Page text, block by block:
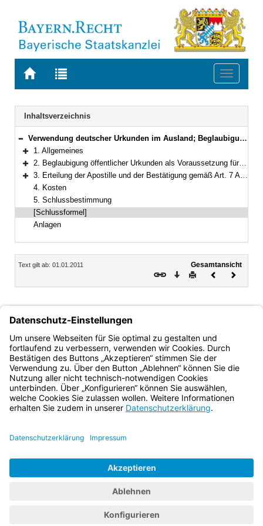
Zur
BAYERN.RECHT
Zur
letzten
Suche
Toggle
Navigation
Inhaltsverzeichnis
Bereich reduzieren
Verwendung deutscher Urkunden im Ausland; Beglaubigung von Urkunden als Voraussetzung für ihre Legalisation, Erteilung der Apostille und ihrer Bestätigungen sowie sonstige Befreiung von der Legalisation
Bereich erweitern
1. Allgemeines
Bereich erweitern
2. Beglaubigung öffentlicher Urkunden als Voraussetzung für die Legalisation
Bereich erweitern
3. Erteilung der Apostille und der Bestätigung gemäß Art. 7 Abs. 2 des Übereinkommens vom 5. Oktober 1961
4. Kosten
5. Schlussbestimmung
[Schlussformel]
Anlagen
Inhalt
Text gilt ab: 01.01.2011
Gesamtansicht
Download
DruckenVorheriges
Günter Schuster
Ministerialdirektor
Bayern.de
BayernPortal
Impressum